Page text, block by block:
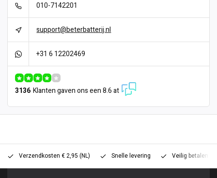
010-7142201
support@beterbatterij.nl
+31 6 12202469
3136 Klanten gaven ons een 8.6 at
Verzendkosten € 2,95 (NL) Snelle levering Veilig betalen